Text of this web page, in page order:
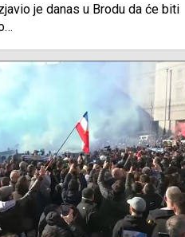
je danas u Brodu da će biti